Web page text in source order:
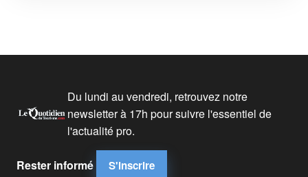
Du lundi au vendredi, retrouvez notre
newsletter à 17h pour suivre l'essentiel de
l'actualité pro.
Rester informé S'inscrire